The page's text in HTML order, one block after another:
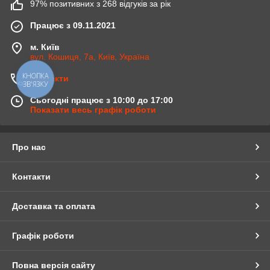
97% позитивних з 268 відгуків за рік
Працює з 09.11.2021
м. Київ
вул. Кошиця, 7а, Київ, Україна
Контакти
Сьогодні працює з 10:00 до 17:00
Показати весь графік роботи
Про нас
Контакти
Доставка та оплата
Графік роботи
Повна версія сайту
КНОПКА
ЗВ'ЯЗКУ